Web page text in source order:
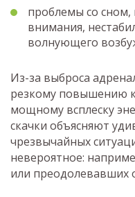
проблемы со
внимания,
волнующего
Из-за выброса
резкому повышению
мощному всплеску
скачки объясняют
чрезвычайных
невероятное:
или преодолевавших